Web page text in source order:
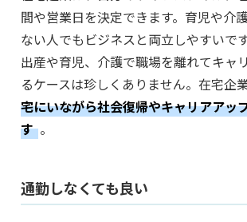
間や営業日を決定できます。育児や介
ない人でもビジネスと両立しやすいです
出産や育児、介護で職場を離れてキャ
るケースは珍しくありません。在宅企
宅にいながら社会復帰やキャリアアッ
す 。
通勤しなくても良い